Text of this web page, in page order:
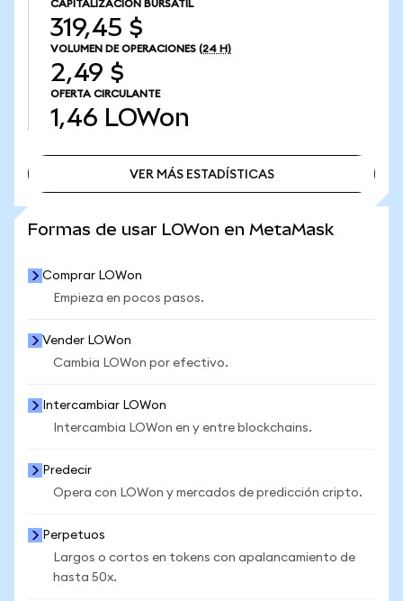
CAPITALIZACIÓN BURSÁTIL
319,45 $
VOLUMEN DE OPERACIONES (24 H)
2,49 $
OFERTA CIRCULANTE
1,46 LOWon
VER MÁS ESTADÍSTICAS
Formas de usar LOWon en MetaMask
Comprar LOWon
Empieza en pocos pasos.
Vender LOWon
Cambia LOWon por efectivo.
Intercambiar LOWon
Intercambia LOWon en y entre blockchains.
Predecir
Opera con LOWon y mercados de predicción cripto.
Perpetuos
Largos o cortos en tokens con apalancamiento de
hasta 50x.